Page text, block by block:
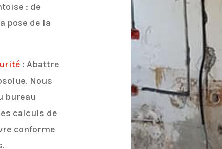
: de
pose de la
: Abattre
Nous
bureau
calculs de
conforme